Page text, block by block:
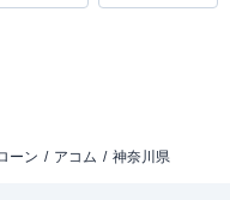
ーン アコム 神奈川県